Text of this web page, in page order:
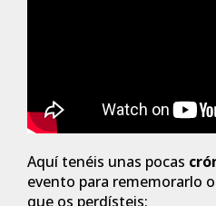
Aquí tenéis unas pocas
evento para rememorarlo
que os perdísteis: